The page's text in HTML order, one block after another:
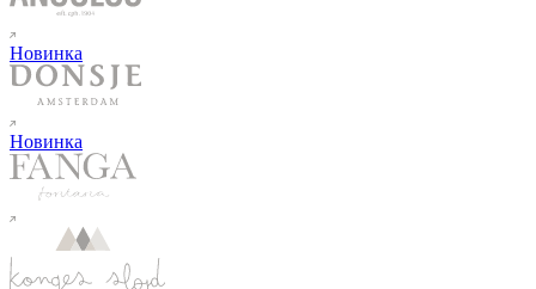
Новинка
Новинка